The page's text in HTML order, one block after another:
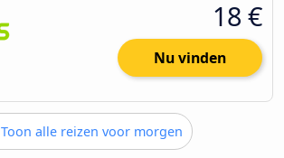
18 €
Nu vinden
Toon alle reizen voor morgen